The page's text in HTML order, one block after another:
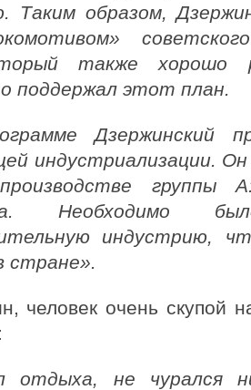
Таким образом,
также хорошо
поддержал этот план.
Дзержинский
индустриализации.
группы
Необходимо
индустрию,
стране».
человек очень скупой
отдыха, не чурался